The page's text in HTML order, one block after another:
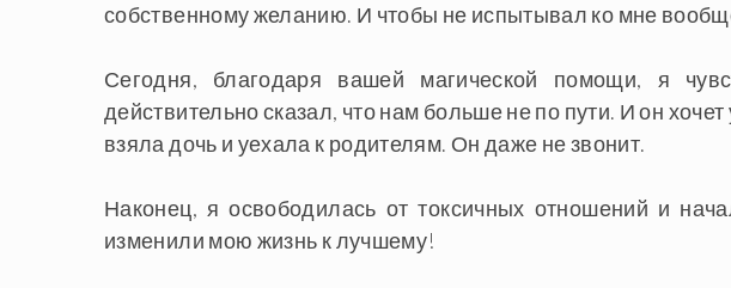
собственному желанию. И чтобы не испытывал ко мне
Сегодня, благодаря вашей магической помощи, я
действительно сказал, что нам больше не по пути. И он
взяла дочь и уехала к родителям. Он даже не звонит.
Наконец, я освободилась от токсичных отношений и
изменили мою жизнь к лучшему!